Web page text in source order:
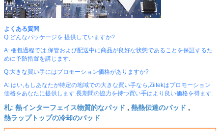
よくある質問
Q:どんなパッケージを 提供していますか?
A: 梱包過程では,保管および配送中に商品が良好な状態であることを保証するた
めに予防措置を講じます.
Q:大きな買い手にはプロモーション価格がありますか?
A: はい,もしあなたが特定の地域での大きな買い手なら,Ziitekはプロモーション
価格をあなたに提供します.長期間の協力を持つ買い手はより良い価格を得ます.
札: 熱インターフェイス物質的なパッド , 熱熱伝達のパッド ,
熱ラップトップの冷却のパッド